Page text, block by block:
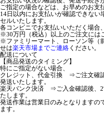
ご指定の場合などは、お早めのお支
14日以内にお支払いが確認できな
セルいたします。
各コンビニでお支払いいただく場合
※30万円（税込）以上のご注文には
※ファミリーマート、ローソン等（
せは楽天市場までご連絡 ください。
配送について
【商品発送のタイミング】
特にご指定がない場合、
クレジット、代金引換 ⇒ご注文確
発送いたします。
楽天バンク決済 ⇒ご入金確認後、2
たします。
発送作業は営業日のみとなりますの
ます。